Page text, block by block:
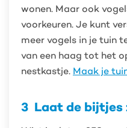
wonen. Maar ook
voorkeuren. Je kunt
meer vogels in je tuin
van een haag tot het
nestkastje. Maak je
3 Laat de bijtjes